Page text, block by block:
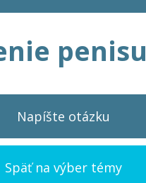
penisu
Napíšte otázku
Späť na výber témy